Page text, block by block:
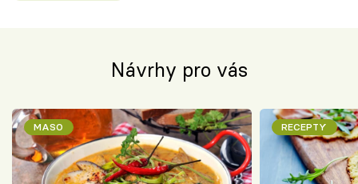
Návrhy pro vás
MASO RECEPTY